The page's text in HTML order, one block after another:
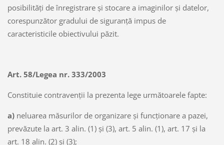
posibilităţi de înregistrare şi stocare a imaginilor şi datelor,
corespunzător gradului de siguranţă impus de
caracteristicile obiectivului păzit.
Art. 58/Legea nr. 333/2003
Constituie contravenţii la prezenta lege următoarele fapte:
a)neluarea măsurilor de organizare şi funcţionare a pazei,
prevăzute la art. 3 alin. (1) şi (3), art. 5 alin. (1), art. 17 şi la
art. 18 alin. (2) şi (3);